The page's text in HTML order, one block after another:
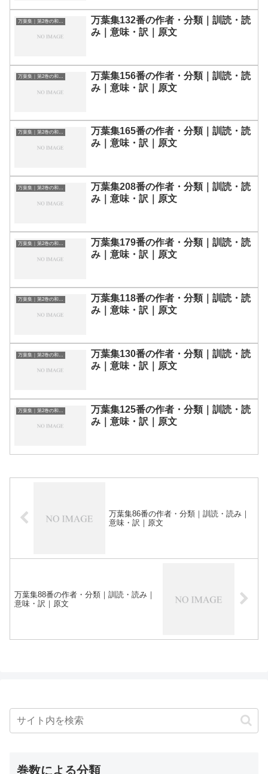
万葉集｜第2巻の和歌一覧
万葉集132番の作者・分類｜訓読・読
み｜意味・訳｜原文
万葉集｜第2巻の和歌一覧
万葉集156番の作者・分類｜訓読・読
み｜意味・訳｜原文
万葉集｜第2巻の和歌一覧
万葉集165番の作者・分類｜訓読・読
み｜意味・訳｜原文
万葉集｜第2巻の和歌一覧
万葉集208番の作者・分類｜訓読・読
み｜意味・訳｜原文
万葉集｜第2巻の和歌一覧
万葉集179番の作者・分類｜訓読・読
み｜意味・訳｜原文
万葉集｜第2巻の和歌一覧
万葉集118番の作者・分類｜訓読・読
み｜意味・訳｜原文
万葉集｜第2巻の和歌一覧
万葉集130番の作者・分類｜訓読・読
み｜意味・訳｜原文
万葉集125番の作者・分類｜訓読・読
み｜意味・訳｜原文
万葉集86番の作者・分類｜訓読・読み｜
意味・訳｜原文
万葉集88番の作者・分類｜訓読・読み｜
意味・訳｜原文
巻数による分類